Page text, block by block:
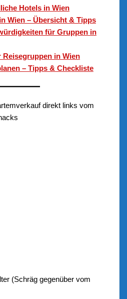
Hotels in Wien
Wien – Übersicht & Tipps
für Gruppen in
Reisegruppen in Wien
– Tipps & Checkliste
direkt links vom
(Schräg gegenüber vom